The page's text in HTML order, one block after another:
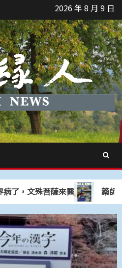
2026 年 8 月 9 日
了，文殊菩薩來醫 藥師佛
無一立錐之地